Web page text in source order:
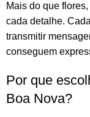
Mais do que flores
cada detalhe.
transmitir
conseguem
Por que
Boa Nova?